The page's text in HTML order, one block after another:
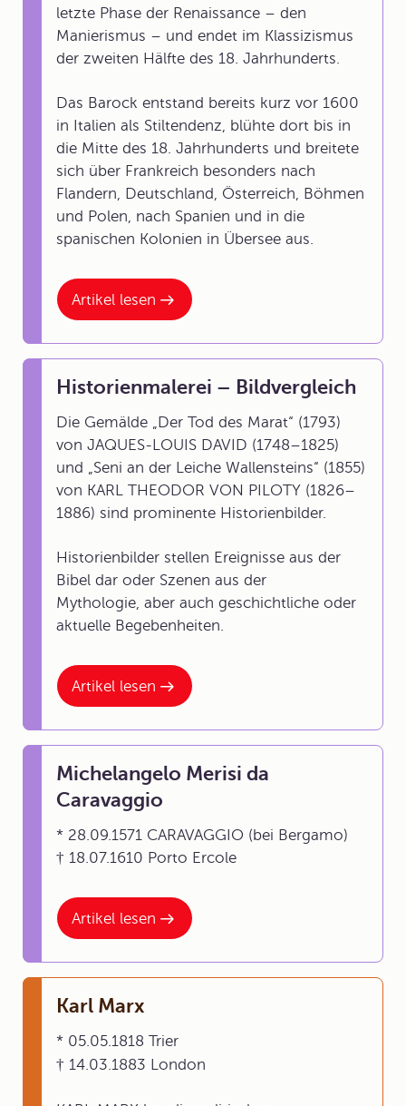
Artikel lesen
letzte Phase der Renaissance – den
Manierismus – und endet im Klassizismus
der zweiten Hälfte des 18. Jahrhunderts.
Das Barock entstand bereits kurz vor 1600
in Italien als Stiltendenz, blühte dort bis in
die Mitte des 18. Jahrhunderts und breitete
sich über Frankreich besonders nach
Flandern, Deutschland, Österreich, Böhmen
und Polen, nach Spanien und in die
spanischen Kolonien in Übersee aus.
Artikel lesen
Historienmalerei – Bildvergleich
Die Gemälde „Der Tod des Marat“ (1793)
von JAQUES-LOUIS DAVID (1748–1825)
und „Seni an der Leiche Wallensteins“ (1855)
von KARL THEODOR VON PILOTY (1826–
1886) sind prominente Historienbilder.
Historienbilder stellen Ereignisse aus der
Bibel dar oder Szenen aus der
Mythologie, aber auch geschichtliche oder
aktuelle Begebenheiten.
Artikel lesen
Michelangelo Merisi da
Caravaggio
* 28.09.1571 CARAVAGGIO (bei Bergamo)
† 18.07.1610 Porto Ercole
Karl Marx
* 05.05.1818 Trier
† 14.03.1883 London